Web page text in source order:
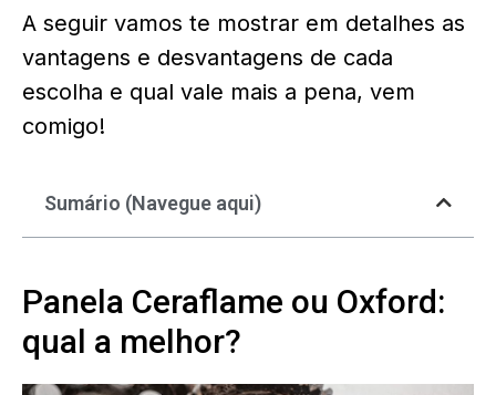
A seguir vamos te mostrar em detalhes as
vantagens e desvantagens de cada
escolha e qual vale mais a pena, vem
comigo!
Sumário (Navegue aqui)
Panela Ceraflame ou Oxford:
qual a melhor?